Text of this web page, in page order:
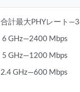
合計最大PHYレート
6 GHz—2400 Mbps
5 GHz—1200 Mbps
2.4 GHz—600 Mbps